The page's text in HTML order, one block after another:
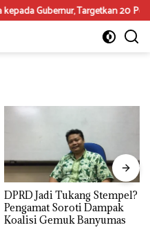
Targetkan 20 Perda
DPRD Jadi Tukang Stempel?
Pengamat Soroti Dampak
Koalisi Gemuk Banyumas